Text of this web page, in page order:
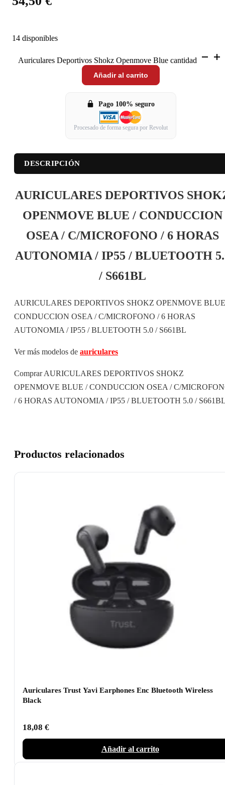
14 disponibles
Auriculares Deportivos Shokz Openmove Blue cantidad
Añadir al carrito
Pago 100% seguro
Procesado de forma segura por Revolut
DESCRIPCIÓN
AURICULARES DEPORTIVOS
OPENMOVE BLUE / CONDUCCION
OSEA / C/MICROFONO / 6 HORAS
AUTONOMIA / IP55 / BLUETOOTH
/ S661BL
AURICULARES DEPORTIVOS SHOKZ OPENMOVE
CONDUCCION OSEA / C/MICROFONO / 6 HORAS
AUTONOMIA / IP55 / BLUETOOTH 5.0 / S661BL
Ver más modelos de auriculares
Comprar AURICULARES DEPORTIVOS SHOKZ
OPENMOVE BLUE / CONDUCCION OSEA / C/
/ 6 HORAS AUTONOMIA / IP55 / BLUETOOTH 5.0 /
Productos relacionados
Auriculares Trust Yavi Earphones Enc Bluetooth Wireless
Black
18,08 €
Añadir al carrito